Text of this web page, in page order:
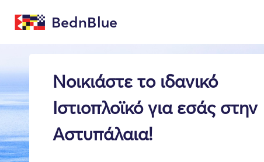
BednBlue
Νοικιάστε το ιδανικό
Ιστιοπλοϊκό για εσάς στην
Αστυπάλαια!